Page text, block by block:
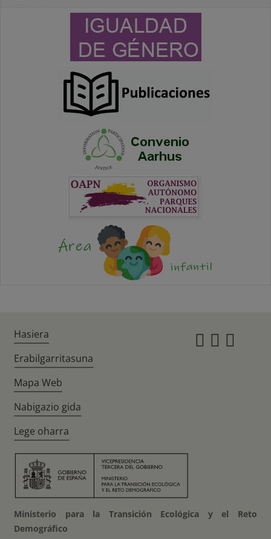
Hasiera
Erabilgarritasuna
Mapa Web
Nabigazio gida
Lege oharra
Ministerio para la Transición Ecológica y el Reto
Demográfico